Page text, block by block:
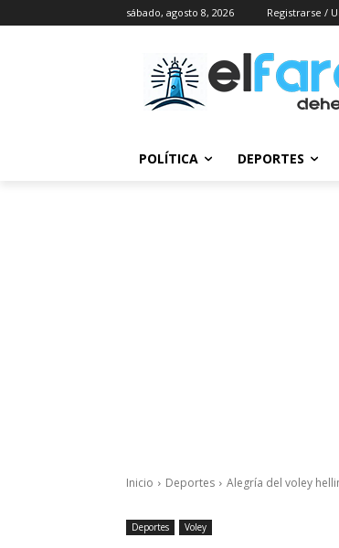
sábado, agosto 8, 2026 Registrarse /
POLÍTICA DEPORTES
Inicio Deportes Alegría del voley
Deportes Voley